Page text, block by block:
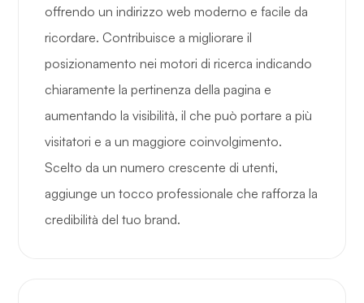
offrendo un indirizzo web moderno e facile da
ricordare. Contribuisce a migliorare il
posizionamento nei motori di ricerca indicando
chiaramente la pertinenza della pagina e
aumentando la visibilità, il che può portare a più
visitatori e a un maggiore coinvolgimento.
Scelto da un numero crescente di utenti,
aggiunge un tocco professionale che rafforza la
credibilità del tuo brand.